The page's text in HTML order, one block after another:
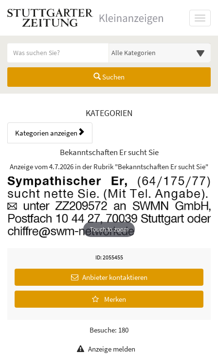
Suchen
Anzeigenliste Übersicht
KATEGORIEN
Kategorien anzeigen
Bedienhinweis: Navigieren Sie mit Tab (Shift+Tab zurück). Drücken
Rubrik:
Bekanntschaften Er sucht Sie
Erscheinungsdatum:
Anzeige vom 4.7.2026 in der Rubrik "Bekanntschaften Er sucht Sie"
Touch to zoom
ID: 2055455
Anbieter kontaktieren
Merken
Besuche: 180
Anzeige melden